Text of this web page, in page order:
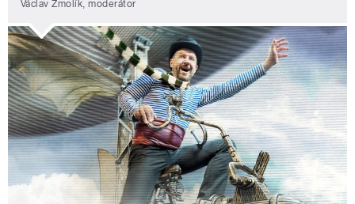
Václav Žmolík, moderátor